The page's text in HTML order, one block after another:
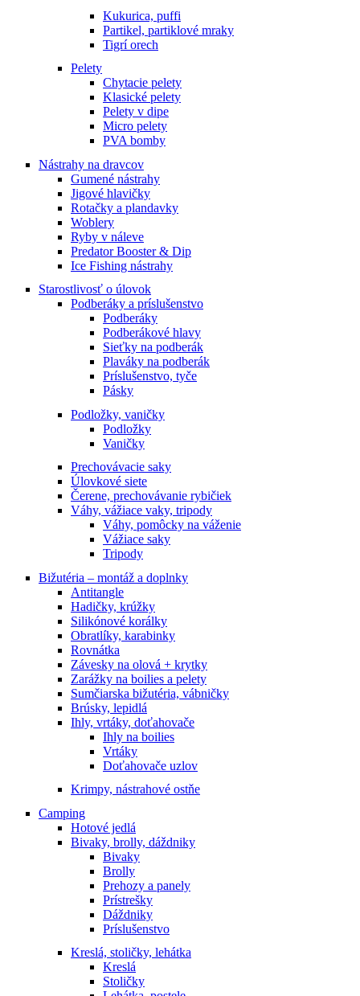
Kukurica, puffi
Partikel, partiklové mraky
Tigrí orech
Pelety
Chytacie pelety
Klasické pelety
Pelety v dipe
Micro pelety
PVA bomby
Nástrahy na dravcov
Gumené nástrahy
Jigové hlavičky
Rotačky a plandavky
Woblery
Ryby v náleve
Predator Booster & Dip
Ice Fishing nástrahy
Starostlivosť o úlovok
Podberáky a príslušenstvo
Podberáky
Podberákové hlavy
Sieťky na podberák
Plaváky na podberák
Príslušenstvo, tyče
Pásky
Podložky, vaničky
Podložky
Vaničky
Prechovávacie saky
Úlovkové siete
Čerene, prechovávanie rybičiek
Váhy, vážiace vaky, tripody
Váhy, pomôcky na váženie
Vážiace saky
Tripody
Bižutéria – montáž a doplnky
Antitangle
Hadičky, krúžky
Silikónové korálky
Obratlíky, karabinky
Rovnátka
Závesky na olová + krytky
Zarážky na boilies a pelety
Sumčiarska bižutéria, vábničky
Brúsky, lepidlá
Ihly, vrtáky, doťahovače
Ihly na boilies
Vrtáky
Doťahovače uzlov
Krimpy, nástrahové ostňe
Camping
Hotové jedlá
Bivaky, brolly, dáždniky
Bivaky
Brolly
Prehozy a panely
Prístrešky
Dáždniky
Príslušenstvo
Kreslá, stoličky, lehátka
Kreslá
Stoličky